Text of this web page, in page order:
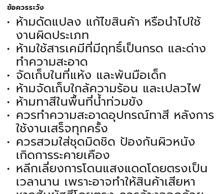
ข้อควรระวัง
ห้ามดัดแปลง แก้ไขสินค้า หรือนำไปใช้
งานผิดประเภท
ห้ามใช้สารเคมีที่มีฤทธิ์เป็นกรด และด่าง
ทำความสะอาด
จัดเก็บในที่แห้ง และพ้นมือเด็ก
ห้ามจัดเก็บใกล้ความร้อน และเปลวไฟ
ห้ามทาสีในพื้นที่น้ำท่วมขัง
ควรทำความสะอาดอุปกรณ์ทาสี หลังการ
ใช้งานเสร็จทุกครั้ง
ควรสวมใส่ชุดมิดชิด ป้องกันผิวหนัง
เกิดการระคายเคือง
หลีกเลี่ยงการโดนแสงแดดโดยตรงเป็น
เวลานาน เพราะอาจทำให้สินค้าเสียหา